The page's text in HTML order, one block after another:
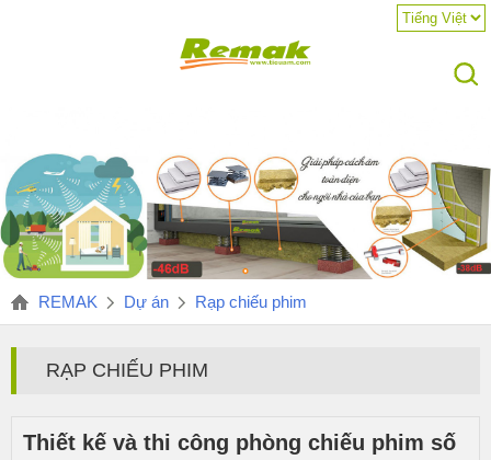
REMAK Dự án Rạp chiếu phim
RẠP CHIẾU PHIM
Thiết kế và thi công phòng chiếu phim số